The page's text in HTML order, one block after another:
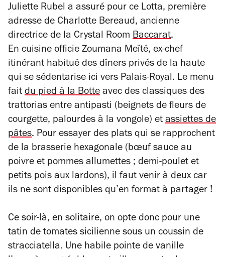
Juliette Rubel a assuré pour ce Lotta, première
adresse de Charlotte Bereaud, ancienne
directrice de la Crystal Room Baccarat.
En cuisine officie Zoumana Meïté, ex-chef
itinérant habitué des dîners privés de la haute
qui se sédentarise ici vers Palais-Royal. Le menu
fait du pied à la Botte avec des classiques des
trattorias entre antipasti (beignets de fleurs de
courgette, palourdes à la vongole) et assiettes de
pâtes. Pour essayer des plats qui se rapprochent
de la brasserie hexagonale (bœuf sauce au
poivre et pommes allumettes ; demi-poulet et
petits pois aux lardons), il faut venir à deux car
ils ne sont disponibles qu’en format à partager !
Ce soir-là, en solitaire, on opte donc pour une
tatin de tomates sicilienne sous un coussin de
stracciatella. Une habile pointe de vanille